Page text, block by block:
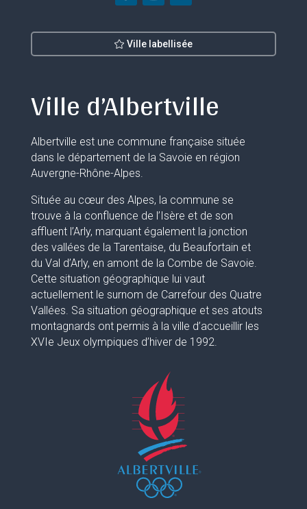
Ville labellisée
Ville d’Albertville
Albertville est une commune française située
dans le département de la Savoie en région
Auvergne-Rhône-Alpes.
Située au cœur des Alpes, la commune se
trouve à la confluence de l’Isère et de son
affluent l’Arly, marquant également la jonction
des vallées de la Tarentaise, du Beaufortain et
du Val d’Arly, en amont de la Combe de Savoie.
Cette situation géographique lui vaut
actuellement le surnom de Carrefour des Quatre
Vallées. Sa situation géographique et ses atouts
montagnards ont permis à la ville d’accueillir les
XVIe Jeux olympiques d’hiver de 1992.